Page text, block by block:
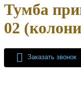
Тумба
02
Заказать звонок